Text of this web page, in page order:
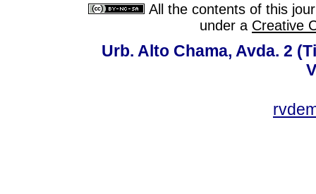
All the contents of this
under a Creative
Urb. Alto Chama, Avda. 2